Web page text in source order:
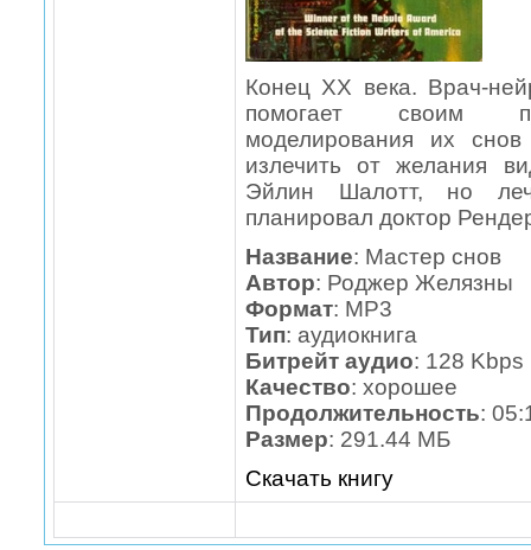
Конец XX века. Врач-
помогает своим
моделирования их
излечить от желания
Эйлин Шалотт, но
планировал доктор
Название: Мастер снов
Автор: Роджер Желязны
Формат: MP3
Тип: аудиокнига
Битрейт аудио: 128 Kbps
Качество: хорошее
Продолжительность:
Размер: 291.44 МБ
Скачать книгу